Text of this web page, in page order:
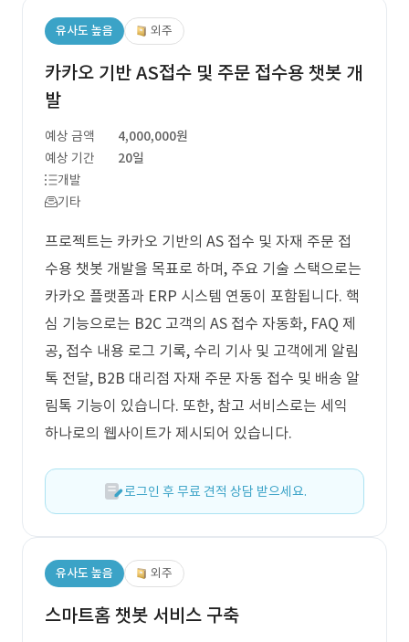
유사도 높음 외주
카카오 기반 AS접수 및 주문 접수용 챗봇 개
발
예상 금액
4,000,000원
예상 기간
20일
개발
기타
프로젝트는 카카오 기반의 AS 접수 및 자재 주문 접
수용 챗봇 개발을 목표로 하며, 주요 기술 스택으로는
카카오 플랫폼과 ERP 시스템 연동이 포함됩니다. 핵
심 기능으로는 B2C 고객의 AS 접수 자동화, FAQ 제
공, 접수 내용 로그 기록, 수리 기사 및 고객에게 알림
톡 전달, B2B 대리점 자재 주문 자동 접수 및 배송 알
림톡 기능이 있습니다. 또한, 참고 서비스로는 세익
하나로의 웹사이트가 제시되어 있습니다.
로그인 후 무료 견적 상담 받으세요.
유사도 높음 외주
스마트홈 챗봇 서비스 구축